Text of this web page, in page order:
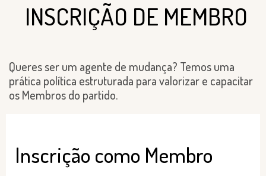
INSCRIÇÃO DE MEMBRO
Queres ser um agente de mudança? Temos uma
prática política estruturada para valorizar e capacitar
os Membros do partido.
Inscrição como Membro